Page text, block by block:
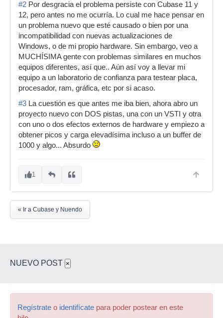
#2 Por desgracia el problema persiste con Cubase 11 y
12, pero antes no me ocurría. Lo cual me hace pensar en
un problema nuevo que esté causado o bien por una
incompatibilidad con nuevas actualizaciones de
Windows, o de mi propio hardware. Sin embargo, veo a
MUCHÍSIMA gente con problemas similares en muchos
equipos diferentes, así que.. Aún así voy a llevar mi
equipo a un laboratorio de confianza para testear placa,
procesador, ram, gráfica, etc por si acaso.
#3 La cuestión es que antes me iba bien, ahora abro un
proyecto nuevo con DOS pistas, una con un VSTI y otra
con uno o dos efectos externos de hardware y empiezo a
obtener picos y carga elevadísima incluso a un buffer de
1000 y algo... Absurdo
1
« Ir a Cubase y Nuendo
NUEVO POST ×
Regístrate o identifícate para poder postear en este